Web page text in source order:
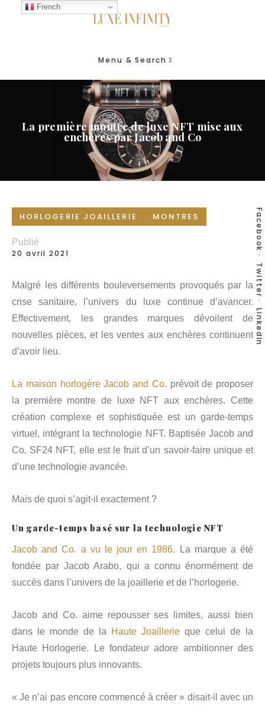
Menu & Search
La première montre de luxe NFT mise aux
enchères par Jacob and Co
Facebook
Twitter
LinkedIn
HORLOGERIE JOAILLERIE MONTRES
Publié
20 avril 2021
Malgré les différents bouleversements provoqués par la
crise sanitaire, l’univers du luxe continue d’avancer.
Effectivement, les grandes marques dévoilent de
nouvelles pièces, et les ventes aux enchères continuent
d’avoir lieu.
La maison horlogère Jacob and Co. prévoit de proposer
la première montre de luxe NFT aux enchères. Cette
création complexe et sophistiquée est un garde-temps
virtuel, intégrant la technologie NFT. Baptisée Jacob and
Co. SF24 NFT, elle est le fruit d’un savoir-faire unique et
d’une technologie avancée.
Mais de quoi s’agit-il exactement ?
Un garde-temps basé sur la technologie NFT
Jacob and Co. a vu le jour en 1986. La marque a été
fondée par Jacob Arabo, qui a connu énormément de
succès dans l’univers de la joaillerie et de l’horlogerie.
Jacob and Co. aime repousser ses limites, aussi bien
dans le monde de la
Haute Joaillerie que celui de la
Haute Horlogerie. Le fondateur adore ambitionner des
projets toujours plus innovants.
« Je n’ai pas encore commencé à créer » disait-il avec un
French